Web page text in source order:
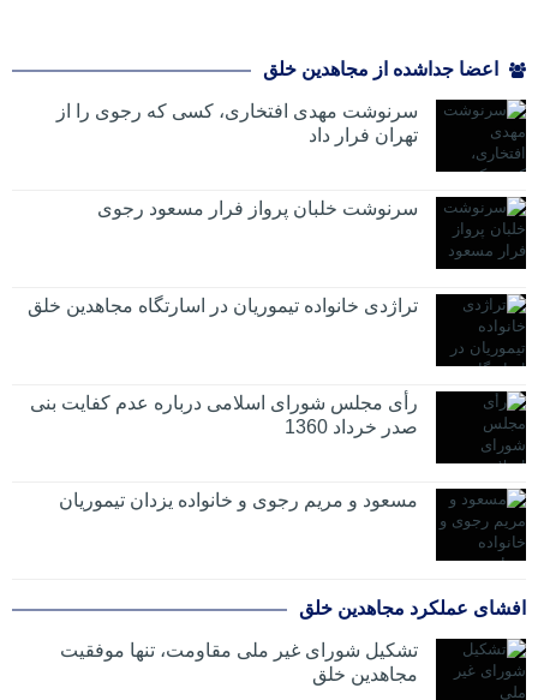
اعضا جداشده از مجاهدین خلق
سرنوشت مهدی افتخاری، کسی که رجوی را از
تهران فرار داد
سرنوشت خلبان پرواز فرار مسعود رجوی
تراژدی خانواده تیموریان در اسارتگاه مجاهدین خلق
رأی مجلس شورای اسلامی درباره عدم كفایت بنی
صدر خرداد 1360
مسعود و مریم رجوی و خانواده یزدان تیموریان
افشای عملکرد مجاهدین خلق
تشکیل شورای غیر ملی مقاومت، تنها موفقیت
مجاهدین خلق